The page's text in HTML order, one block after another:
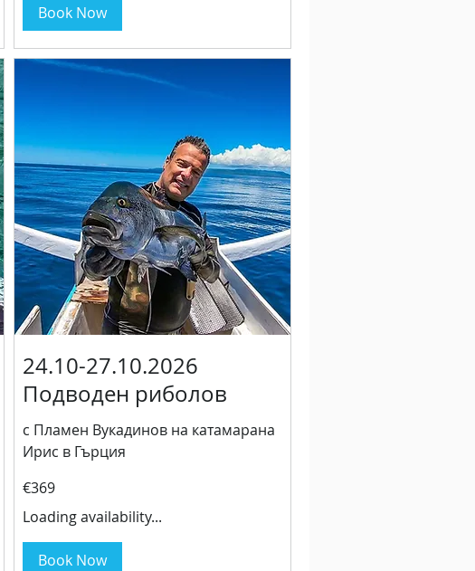
Book Now
24.10-27.10.2026
Подводен риболов
с Пламен Вукадинов на катамарана
Ирис в Гърция
euros
€369
Loading availability...
Book Now